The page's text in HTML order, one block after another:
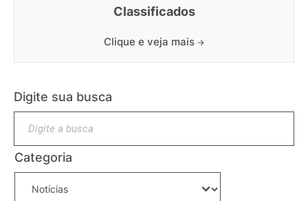
Classificados
Clique e veja mais
Digite sua busca
Categoria